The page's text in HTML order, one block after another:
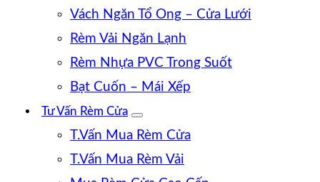
Vách Ngăn Tổ Ong – Cửa Lưới
Rèm Vải Ngăn Lạnh
Rèm Nhựa PVC Trong Suốt
Bạt Cuốn – Mái Xếp
Tư Vấn Rèm Cửa
T.Vấn Mua Rèm Cửa
T.Vấn Mua Rèm Vải